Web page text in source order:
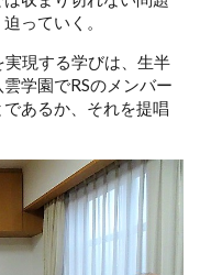
っていく。
現する学びは、生半
学園でRSのメンバー
あるか、それを提唱